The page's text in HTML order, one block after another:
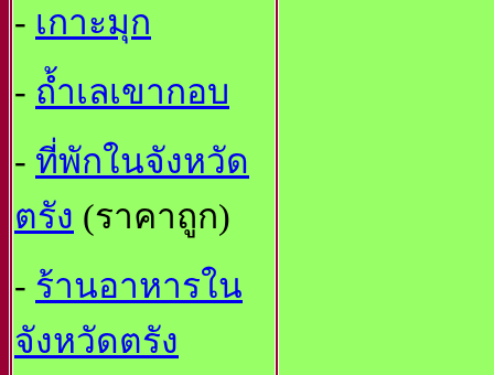
- เกาะมุก
- ถ้ำเลเขากอบ
- ที่พักในจังหวัด
ตรัง (ราคาถูก)
- ร้านอาหารใน
จังหวัดตรัง